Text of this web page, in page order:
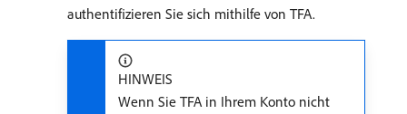
authentifizieren Sie sich mithilfe von TFA.
HINWEIS
Wenn Sie TFA in Ihrem Konto nicht